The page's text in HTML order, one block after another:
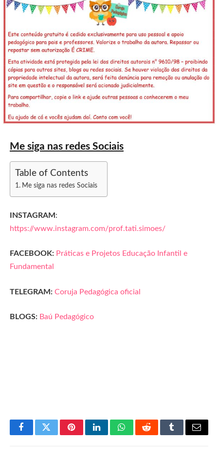
Me siga nas redes Sociais
Table of Contents
Me siga nas redes Sociais
INSTAGRAM:
https://www.instagram.com/prof.tati.simoes/
FACEBOOK: Práticas e Projetos Educação Infantil e
Fundamental
TELEGRAM: Coruja Pedagógica oficial
BLOGS: Baú Pedagógico
FacebookTwitterPinterestLinkedInWhatsAppRedditTumblrEmail